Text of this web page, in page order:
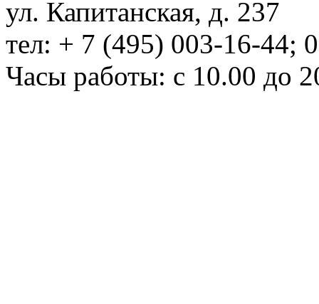
ул. Капитанская, д. 237
тел: + 7 (495) 003-16-44;
Часы работы: с 10.00 до